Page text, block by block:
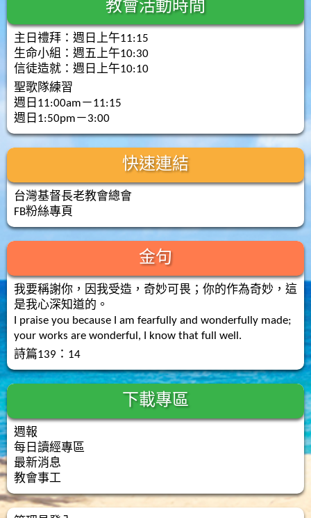
教會活動時間
主日禮拜：週日上午11:15
生命小組：週五上午10:30
信徒造就：週日上午10:10
聖歌隊練習
週日11:00am－11:15
週日1:50pm－3:00
快速連結
台灣基督長老教會總會
FB粉絲專頁
金句
我要稱謝你，因我受造，奇妙可畏；你的作為奇妙，這
是我心深知道的。
I praise you because I am fearfully and wonderfully made;
your works are wonderful, I know that full well.
詩篇139：14
下載專區
週報
每日讀經專區
最新消息
教會事工